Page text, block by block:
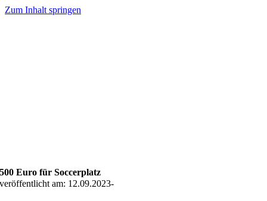
Zum Inhalt springen
500 Euro für Soccerplatz
veröffentlicht am: 12.09.2023-